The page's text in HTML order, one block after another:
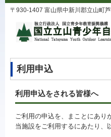
〒930-1407 富山県中新川郡立山町
利用申込
利用申込をされる皆様へ
ご利用の申込を、まことにあり
当施設をご利用するにあたり、